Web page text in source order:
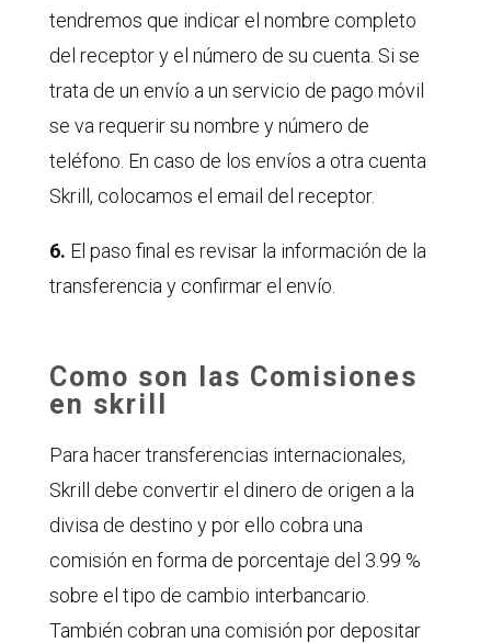
tendremos que indicar el nombre completo
del receptor y el número de su cuenta. Si se
trata de un envío a un servicio de pago móvil
se va requerir su nombre y número de
teléfono. En caso de los envíos a otra cuenta
Skrill, colocamos el email del receptor.
6. El paso final es revisar la información de la
transferencia y confirmar el envío.
Como son las Comisiones
en skrill
Para hacer transferencias internacionales,
Skrill debe convertir el dinero de origen a la
divisa de destino y por ello cobra una
comisión en forma de porcentaje del 3.99 %
sobre el tipo de cambio interbancario.
También cobran una comisión por depositar